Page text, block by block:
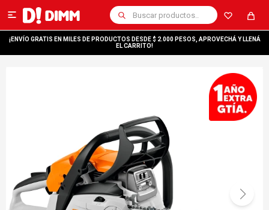

¡ENVÍO GRATIS EN MILES DE PRODUCTOS DESDE $ 2.000 PESOS, APROVECHÁ Y LLENÁ
EL CARRITO!